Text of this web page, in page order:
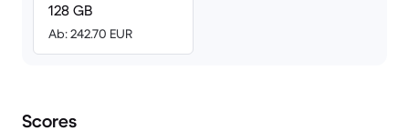
128 GB
Ab: 242.70 EUR
Scores